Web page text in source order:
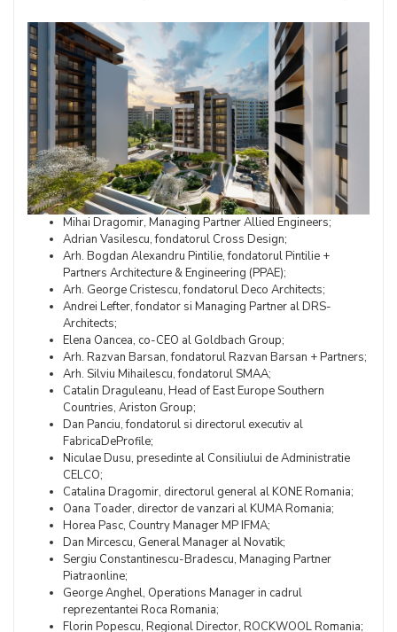
Mihai Dragomir, Managing Partner Allied Engineers;
Adrian Vasilescu, fondatorul Cross Design;
Arh. Bogdan Alexandru Pintilie, fondatorul Pintilie +
Partners Architecture & Engineering (PPAE);
Arh. George Cristescu, fondatorul Deco Architects;
Andrei Lefter, fondator si Managing Partner al DRS-
Architects;
Elena Oancea, co-CEO al Goldbach Group;
Arh. Razvan Barsan, fondatorul Razvan Barsan + Partners;
Arh. Silviu Mihailescu, fondatorul SMAA;
Catalin Draguleanu, Head of East Europe Southern
Countries, Ariston Group;
Dan Panciu, fondatorul si directorul executiv al
FabricaDeProfile;
Niculae Dusu, presedinte al Consiliului de Administratie
CELCO;
Catalina Dragomir, directorul general al KONE Romania;
Oana Toader, director de vanzari al KUMA Romania;
Horea Pasc, Country Manager MP IFMA;
Dan Mircescu, General Manager al Novatik;
Sergiu Constantinescu-Bradescu, Managing Partner
Piatraonline;
George Anghel, Operations Manager in cadrul
reprezentantei Roca Romania;
Florin Popescu, Regional Director, ROCKWOOL Romania;